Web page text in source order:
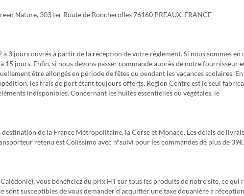
Nature, 303 ter Route de Roncherolles 76160 PREAUX, FRANCE
3 jours ouvrés à partir de la réception de votre règlement. Si nous sommes en
jours. Enfin, si nous devons passer commande auprès de notre fournisseur
être allongés en période de fêtes ou pendant les vacances scolaires. En
les frais de port étant toujours offerts. Region Centre est le seul
indisponibles. Concernant les huiles essentielles ou végétales, le
de la France Métropolitaine, la Corse et Monaco. Les délais de
retenu est Colissimo avec n°suivi pour les commandes de plus de
vous bénéficiez du prix HT sur tous les produits de notre site, ce qui
susceptibles de vous demander d’acquitter une taxe douanière à